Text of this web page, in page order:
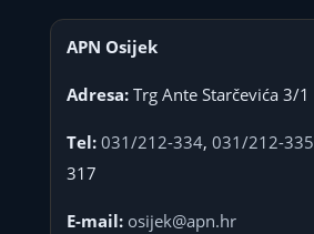
APN Osijek
Adresa:Trg Ante Starčevića 3/1
Tel: 031/212-334, 031/212-335
317
E-mail: osijek@apn.hr